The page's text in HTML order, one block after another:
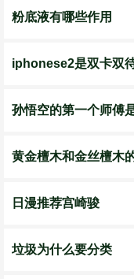
粉底液有哪些作用
iphonese2是双卡双
孙悟空的第一个师傅
黄金檀木和金丝檀木
日漫推荐宫崎骏
垃圾为什么要分类